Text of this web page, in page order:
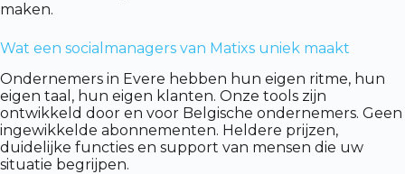
maken.
Wat een socialmanagers van Matixs uniek maakt
Ondernemers in Evere hebben hun eigen ritme, hun
eigen taal, hun eigen klanten. Onze tools zijn
ontwikkeld door en voor Belgische ondernemers. Geen
ingewikkelde abonnementen. Heldere prijzen,
duidelijke functies en support van mensen die uw
situatie begrijpen.